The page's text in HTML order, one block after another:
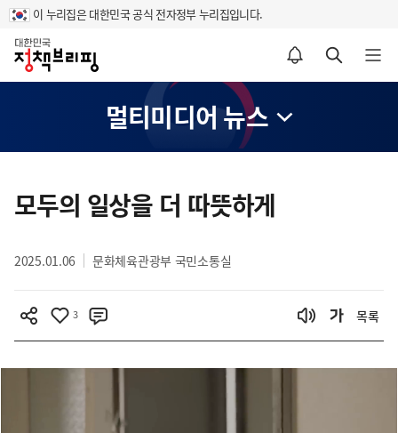
이 누리집은 대한민국 공식 전자정부 누리집입니다.
홈
알림설정 바로가기 검색 바로가기 메뉴 열기
멀티미디어 뉴스
텐
츠
역
모두의 일상을 더 따뜻하게
2025.01.06 문화체육관광부 국민소통실
3 목록